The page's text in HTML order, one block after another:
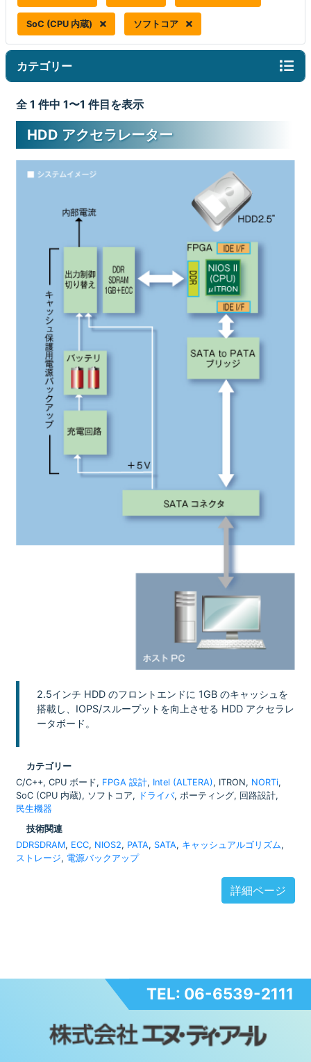
SoC (CPU 内蔵) ソフトコア
カテゴリー
全 1 件中 1〜1 件目を表示
HDD アクセラレーター
2.5インチ HDD のフロントエンドに 1GB のキャッシュを
搭載し、IOPS/スループットを向上させる HDD アクセラレ
ータボード。
カテゴリー
C/C++, CPU ボード, FPGA 設計, Intel (ALTERA), ITRON, NORTi,
SoC (CPU 内蔵), ソフトコア, ドライバ, ポーティング, 回路設計,
民生機器
技術関連
DDRSDRAM, ECC, NIOS2, PATA, SATA, キャッシュアルゴリズム,
ストレージ, 電源バックアップ
詳細ページ
TEL: 06-6539-2111